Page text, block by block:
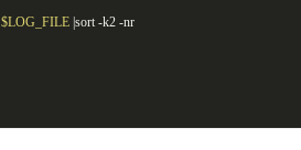
$LOG_FILE|sort -k2 -nr